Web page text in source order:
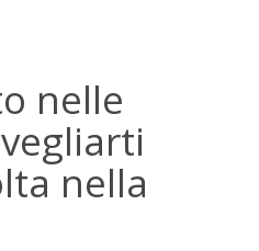
nelle
nella